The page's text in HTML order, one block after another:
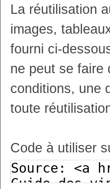
La réutilisation
images,
fourni ci-
ne peut se faire
conditions, une
toute
Code à utiliser